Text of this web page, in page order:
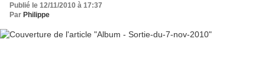
Publié le 12/11/2010 à 17:37
Par Philippe